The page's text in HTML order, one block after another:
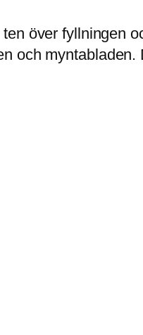
över fyllningen
och myntabladen.